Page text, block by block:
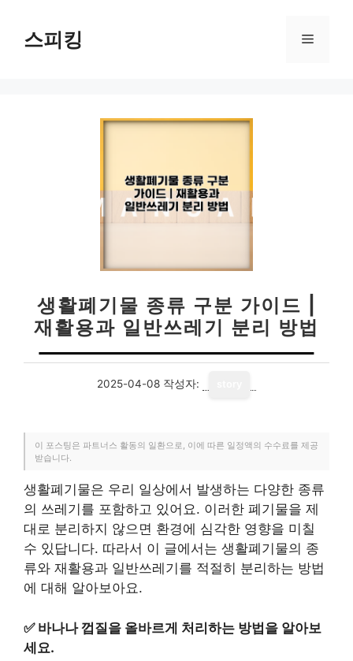
스피킹 메
생활폐기물 종류 구분 가이드 |
재활용과 일반쓰레기 분리 방법
2025-04-08 작성자:
이 포스팅은 파트너스 활동의 일환으로, 이에 따른 일정액의 수수료를 제공
받습니다.
생활폐기물은 우리 일상에서 발생하는 다양한 종류
의 쓰레기를 포함하고 있어요. 이러한 폐기물을 제
대로 분리하지 않으면 환경에 심각한 영향을 미칠
수 있답니다. 따라서 이 글에서는 생활폐기물의 종
류와 재활용과 일반쓰레기를 적절히 분리하는 방법
에 대해 알아보아요.
✅ 바나나 껍질을 올바르게 처리하는 방법을 알아보
세요.